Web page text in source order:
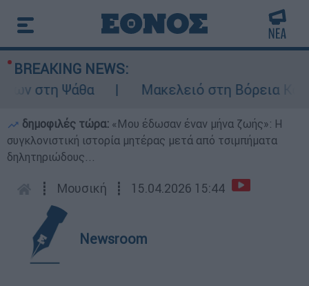
BREAKING NEWS:
στη Ψάθα
Μακελειό στη Βόρεια
δημοφιλές τώρα: «Μου έδωσαν έναν μήνα ζωής»: Η
συγκλονιστική ιστορία μητέρας μετά από τσιμπήματα
δηλητηριώδους...
┋ Μουσική ┋ 15.04.2026 15:44
Newsroom